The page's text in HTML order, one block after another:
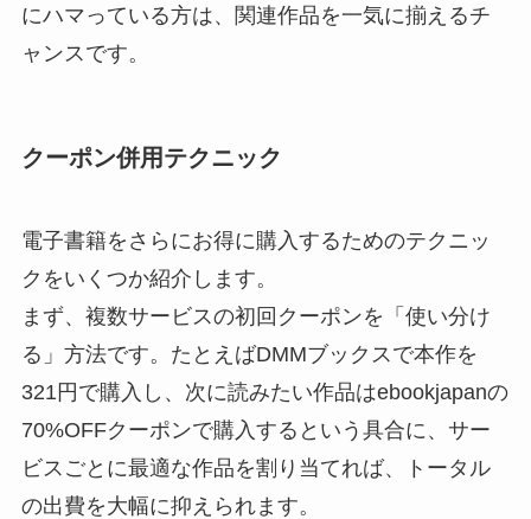
にハマっている方は、関連作品を一気に揃えるチ
ャンスです。
クーポン併用テクニック
電子書籍をさらにお得に購入するためのテクニッ
クをいくつか紹介します。
まず、複数サービスの初回クーポンを「使い分け
る」方法です。たとえばDMMブックスで本作を
321円で購入し、次に読みたい作品はebookjapanの
70%OFFクーポンで購入するという具合に、サー
ビスごとに最適な作品を割り当てれば、トータル
の出費を大幅に抑えられます。